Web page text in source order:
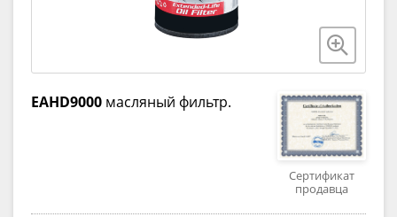
EAHD9000 масляный фильтр.
Сертификат
продавца